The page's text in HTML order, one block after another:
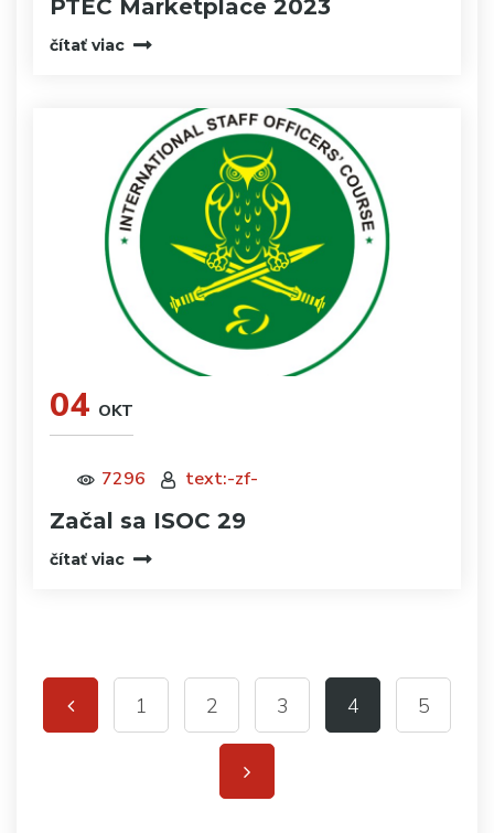
PTEC Marketplace 2023
čítať viac
04 OKT
7296 text:-zf-
Začal sa ISOC 29
čítať viac
1 2 3 4 5